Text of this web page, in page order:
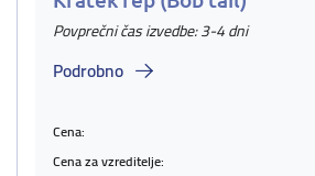
Povprečni čas izvedbe: 3-4 dni
Podrobno
Cena:
Cena za vzreditelje: